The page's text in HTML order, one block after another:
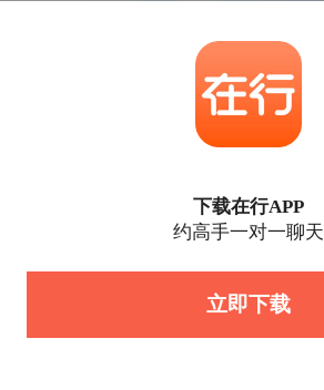
下载在行APP
约高手一对一聊天
立即下载